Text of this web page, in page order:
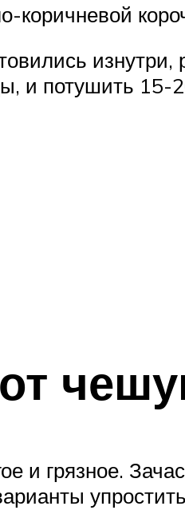
коричневой
изнутри,
и потушить
грязное.